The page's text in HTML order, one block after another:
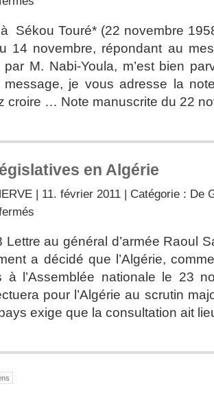
liens
existants
la
France
la
Sékou Touré* (22 novembre
14 novembre, répondant au
par M. Nabi-Youla, m’est bien
message, je vous adresse la
croire … Note manuscrite du 22
en Algérie
| 11. février 2011 | Catégorie : De
en
Algérie
Lettre au général d’armée Raoul
a décidé que l’Algérie,
à l’Assemblée nationale le 23
pour l’Algérie au scrutin
exige que la consultation ait